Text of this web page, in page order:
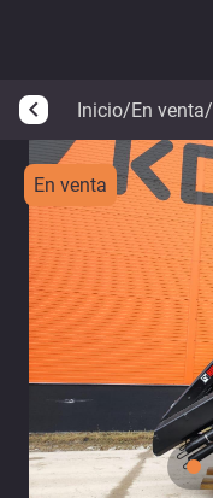
arrow_back_ios Inicio/En venta/
En venta